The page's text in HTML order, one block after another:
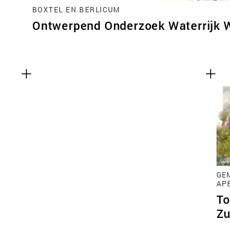
BOXTEL EN BERLICUM
Ontwerpend Onderzoek Waterrijk